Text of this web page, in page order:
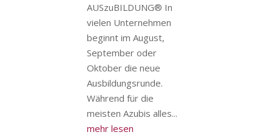
AUSzuBILDUNG® In
vielen Unternehmen
beginnt im August,
September oder
Oktober die neue
Ausbildungsrunde.
Während für die
meisten Azubis alles...
mehr lesen